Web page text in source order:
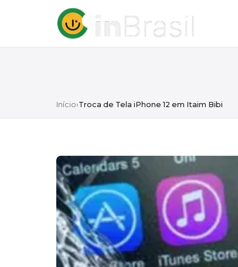
Início›Troca de Tela iPhone 12 em Itaim Bibi